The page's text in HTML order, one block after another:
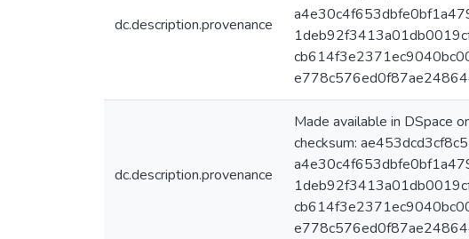
dc.description.provenance
dc.description.provenance
Made available in
checksum: